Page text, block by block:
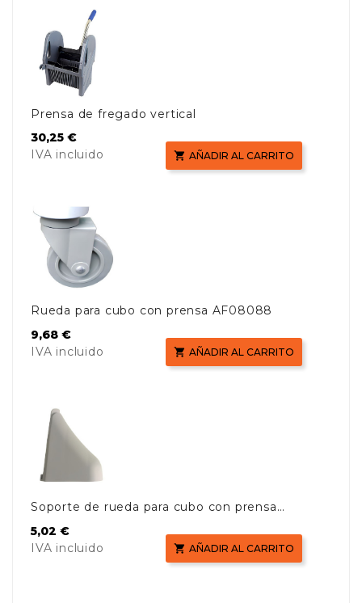
Prensa de fregado vertical
Precio
30,25 €
IVA incluido
 AÑADIR AL CARRITO
Rueda para cubo con prensa AF08088
Precio
9,68 €
IVA incluido
 AÑADIR AL CARRITO
Soporte de rueda para cubo con prensa
AF08088
Precio
5,02 €
IVA incluido
 AÑADIR AL CARRITO